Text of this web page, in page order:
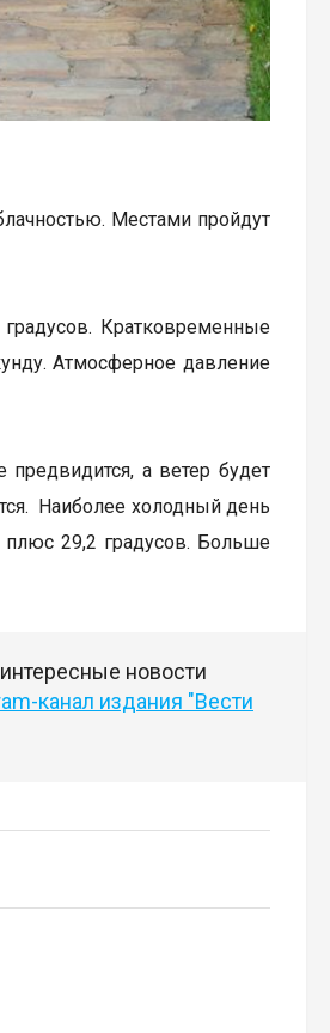
Местами пройдут
Кратковременные
Атмосферное давление
а ветер будет
Наиболее холодный день
29,2 градусов. Больше
новости
канал издания "Вести